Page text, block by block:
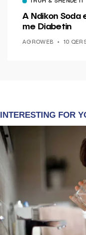
TRUPI & SHËNDETI
A Ndikon Soda
me Diabetin
AGROWEB 10